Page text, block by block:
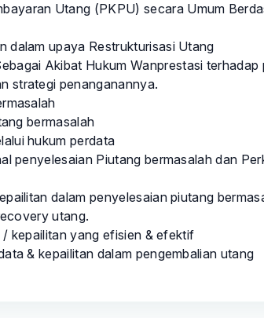
Utang (PKPU) secara Umum
dalam upaya Restrukturisasi Utang
Akibat Hukum Wanprestasi terhadap
strategi penanganannya.
bermasalah
hukum perdata
penyelesaian Piutang bermasalah dan
dalam penyelesaian piutang
utang.
kepailitan yang efisien & efektif
& kepailitan dalam pengembalian utang